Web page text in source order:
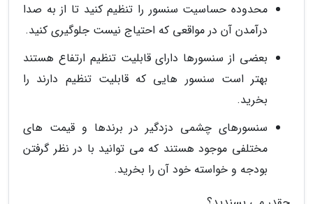
محدوده حساسیت سنسور را تنظیم کنید تا از به صدا
درآمدن آن در مواقعی که احتیاج نیست جلوگیری کنید.
بعضی از سنسورها دارای قابلیت تنظیم ارتفاع هستند
بهتر است سنسور هایی که قابلیت تنظیم دارند را
بخرید.
سنسورهای چشمی دزدگیر در برندها و قیمت های
مختلفی موجود هستند که می توانید با در نظر گرفتن
بودجه و خواسته خود آن را بخرید.